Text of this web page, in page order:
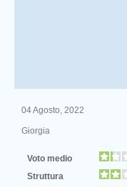
04 Agosto, 2022
Giorgia
Voto medio
Struttura